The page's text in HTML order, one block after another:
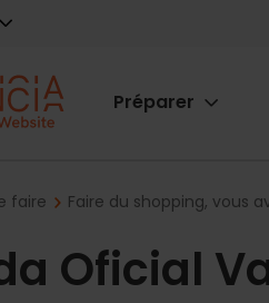
Main
Préparer
faire Faire du shopping, vous
Oficial